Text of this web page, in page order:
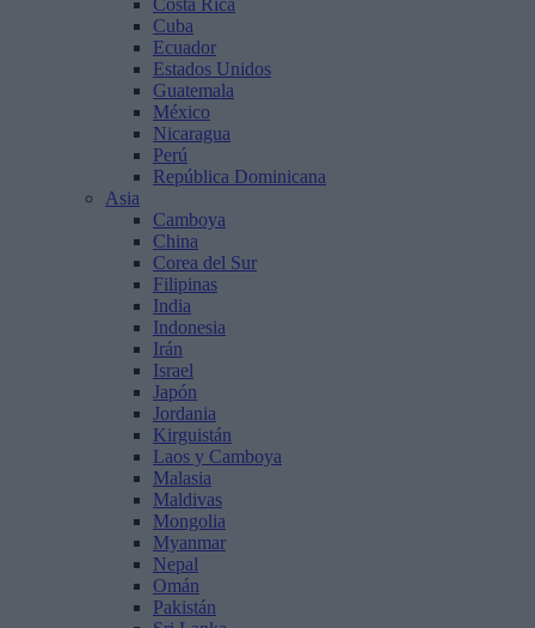
Costa Rica
Cuba
Ecuador
Estados Unidos
Guatemala
México
Nicaragua
Perú
República Dominicana
Asia
Camboya
China
Corea del Sur
Filipinas
India
Indonesia
Irán
Israel
Japón
Jordania
Kirguistán
Laos y Camboya
Malasia
Maldivas
Mongolia
Myanmar
Nepal
Omán
Pakistán